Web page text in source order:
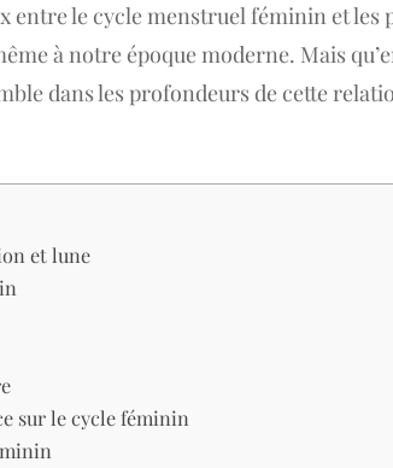
entre le cycle menstruel féminin et les
à notre époque moderne. Mais
dans les profondeurs de cette
et lune
sur le cycle féminin